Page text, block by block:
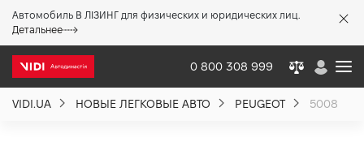
Автомобиль В ЛІЗИНГ для физических и юридических лиц.
Детальнее
0 800 308 999
VIDI.UA НОВЫЕ ЛЕГКОВЫЕ АВТО PEUGEOT 5008